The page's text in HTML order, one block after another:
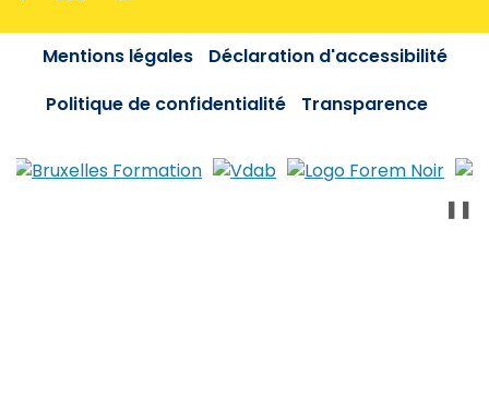
Mentions légales
Déclaration d'accessibilité
Politique de confidentialité
Transparence
❚❚